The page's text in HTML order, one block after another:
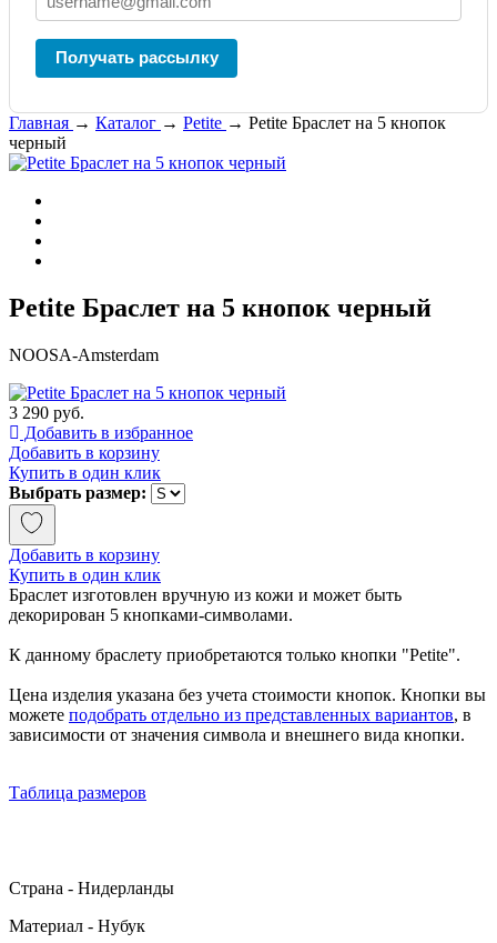
Получать рассылку
Главная → Каталог → Petite → Petite Браслет на 5 кнопок
черный
Petite Браслет на 5 кнопок черный
NOOSA-Amsterdam
3 290 руб.
Добавить в избранное
Добавить в корзину
Купить в один клик
Выбрать размер:
Добавить в корзину
Купить в один клик
Браслет изготовлен вручную из кожи и может быть
декорирован 5 кнопками-символами.
К данному браслету приобретаются только кнопки "Petite".
Цена изделия указана без учета стоимости кнопок. Кнопки вы
можете подобрать отдельно из представленных вариантов, в
зависимости от значения символа и внешнего вида кнопки.
Таблица размеров
Страна - Нидерланды
Материал - Нубук